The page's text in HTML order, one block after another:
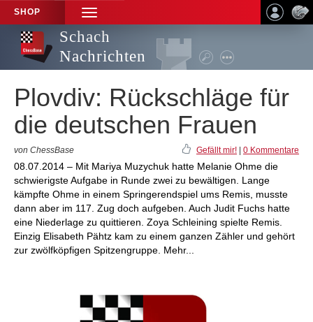
SHOP
TOGGLE
NAVIGATION
Schach
Nachrichten
Plovdiv: Rückschläge für
die deutschen Frauen
von ChessBase Gefällt mir! 0 Kommentare
08.07.2014 – Mit Mariya Muzychuk hatte Melanie Ohme die
schwierigste Aufgabe in Runde zwei zu bewältigen. Lange
kämpfte Ohme in einem Springerendspiel ums Remis, musste
dann aber im 117. Zug doch aufgeben. Auch Judit Fuchs hatte
eine Niederlage zu quittieren. Zoya Schleining spielte Remis.
Einzig Elisabeth Pähtz kam zu einem ganzen Zähler und gehört
zur zwölfköpfigen Spitzengruppe. Mehr...